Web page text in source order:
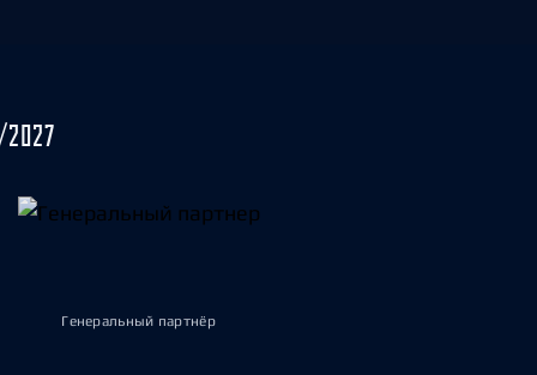
Генеральный партнёр